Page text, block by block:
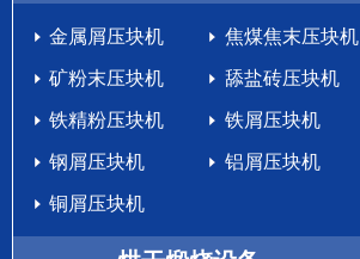
金属屑压块机 焦煤焦末压块机
矿粉末压块机 舔盐砖压块机
铁精粉压块机 铁屑压块机
钢屑压块机 铝屑压块机
铜屑压块机